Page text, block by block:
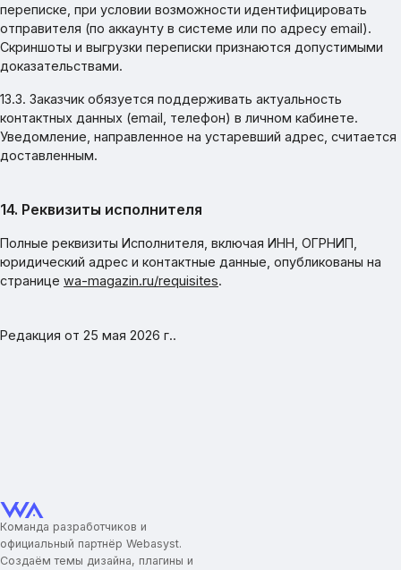
переписке, при условии возможности идентифицировать
отправителя (по аккаунту в системе или по адресу email).
Скриншоты и выгрузки переписки признаются допустимыми
доказательствами.
13.3. Заказчик обязуется поддерживать актуальность
контактных данных (email, телефон) в личном кабинете.
Уведомление, направленное на устаревший адрес, считается
доставленным.
14. Реквизиты исполнителя
Полные реквизиты Исполнителя, включая ИНН, ОГРНИП,
юридический адрес и контактные данные, опубликованы на
странице wa-magazin.ru/requisites.
Редакция от 25 мая 2026 г..
Команда разработчиков и
официальный партнёр Webasyst.
Создаём темы дизайна, плагины и